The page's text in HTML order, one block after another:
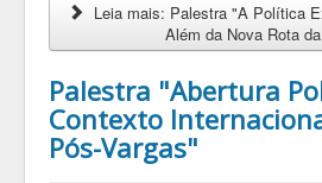
Leia mais: Palestra "A Política
Além da Nova Rota
Palestra "Abertura
Contexto
Pós-Vargas"